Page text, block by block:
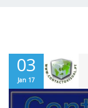
03
Jan 17